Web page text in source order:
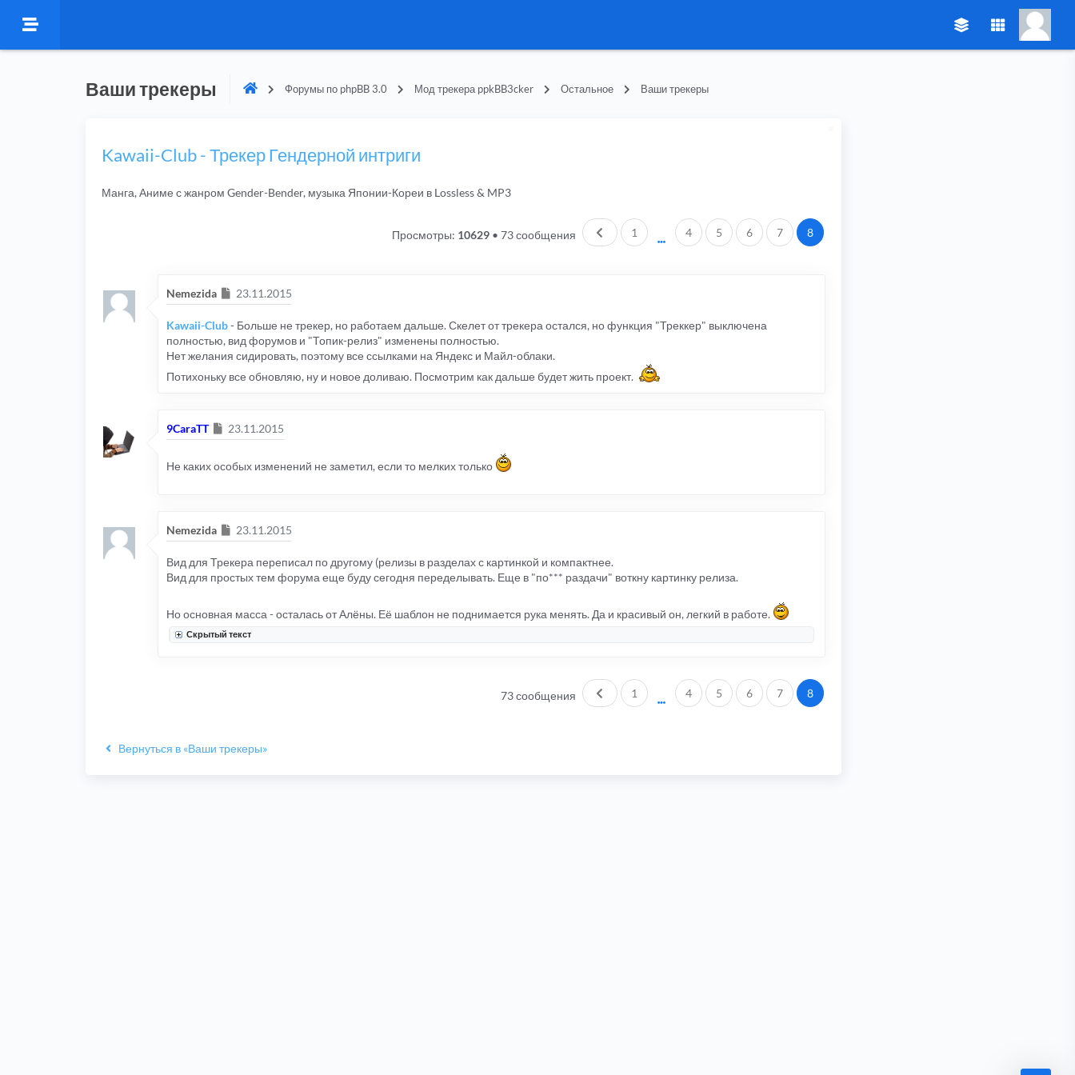
Ваши трекеры Форумы по phpBB 3.0 Мод трекера ppkBB3cker Остальное Ваши трекеры
Kawaii-Club - Трекер Гендерной интриги
Манга, Аниме с жанром Gender-Bender, музыка Японии-Кореи в Lossless & MP3
73 сообщения Пред.1 4 5 6 7 8
Просмотры: 10629 •
Nemezida Сообщение
23.11.2015
Kawaii-Club- Больше не трекер, но работаем дальше. Скелет от трекера остался, но функция "Треккер" выключена
полностью, вид форумов и "Топик-релиз" изменены полностью.
Нет желания сидировать, поэтому все ссылками на Яндекс и Майл-облаки.
Потихоньку все обновляю, ну и новое доливаю. Посмотрим как дальше будет жить проект.
9CaraTT Сообщение
23.11.2015
Не каких особых изменений не заметил, если то мелких только
Nemezida Сообщение
23.11.2015
Вид для Трекера переписал по другому (релизы в разделах с картинкой и компактнее.
Вид для простых тем форума еще буду сегодня переделывать. Еще в "по*** раздачи" воткну картинку релиза.
Но основная масса - осталась от Алёны. Её шаблон не поднимается рука менять. Да и красивый он, легкий в работе.
Скрытый текст
73 сообщения Пред.1 4 5 6 7 8
Вернуться в «Ваши трекеры»